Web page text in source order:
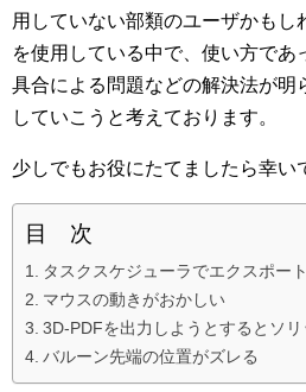
用していない部類のユーザかも
を使用している中で、使い方であ
具合による問題などの解決法が明
していこうと考えております。
少しでもお役にたてましたら幸い
目 次
タスクスケジューラでエクスポー
マウスの動きがおかしい
3D-PDFを出力しようとするとソ
バルーン先端の位置がズレる